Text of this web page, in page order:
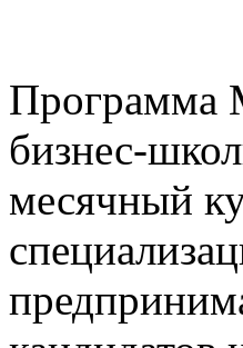
Программа
бизнес-
месячный